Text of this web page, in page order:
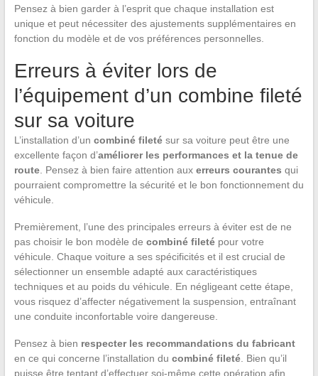
Pensez à bien garder à l’esprit que chaque installation est
unique et peut nécessiter des ajustements supplémentaires en
fonction du modèle et de vos préférences personnelles.
Erreurs à éviter lors de
l’équipement d’un combine fileté
sur sa voiture
L’installation d’un combiné filetésur sa voiture peut être une
excellente façon d’améliorer les performances et la tenue de
route. Pensez à bien faire attention aux erreurs courantes qui
pourraient compromettre la sécurité et le bon fonctionnement du
véhicule.
Premièrement, l’une des principales erreurs à éviter est de ne
pas choisir le bon modèle de combiné filetépour votre
véhicule. Chaque voiture a ses spécificités et il est crucial de
sélectionner un ensemble adapté aux caractéristiques
techniques et au poids du véhicule. En négligeant cette étape,
vous risquez d’affecter négativement la suspension, entraînant
une conduite inconfortable voire dangereuse.
Pensez à bien respecter les recommandations du fabricant
en ce qui concerne l’installation du combiné fileté. Bien qu’il
puisse être tentant d’effectuer soi-même cette opération afin